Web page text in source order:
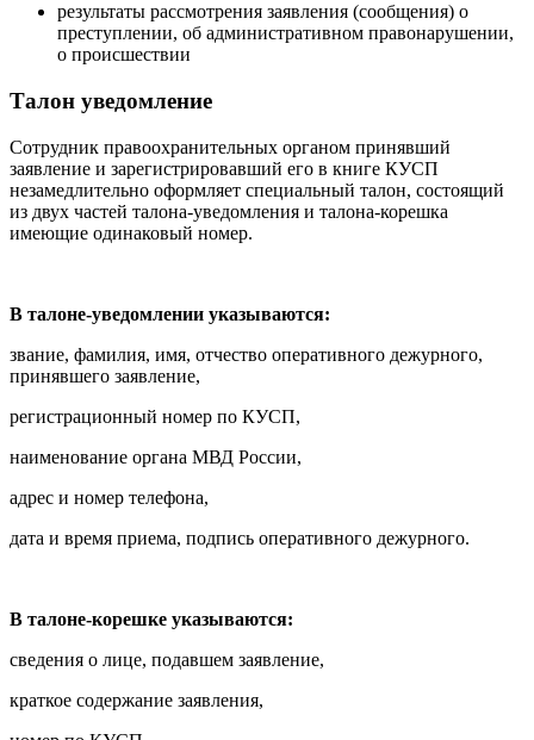
результаты рассмотрения заявления (сообщения) о
преступлении, об административном правонарушении,
о происшествии
Талон уведомление
Сотрудник правоохранительных органом принявший
заявление и зарегистрировавший его в книге КУСП
незамедлительно оформляет специальный талон, состоящий
из двух частей талона-уведомления и талона-корешка
имеющие одинаковый номер.
В талоне-уведомлении указываются:
звание, фамилия, имя, отчество оперативного дежурного,
принявшего заявление,
регистрационный номер по КУСП,
наименование органа МВД России,
адрес и номер телефона,
дата и время приема, подпись оперативного дежурного.
В талоне-корешке указываются:
сведения о лице, подавшем заявление,
краткое содержание заявления,